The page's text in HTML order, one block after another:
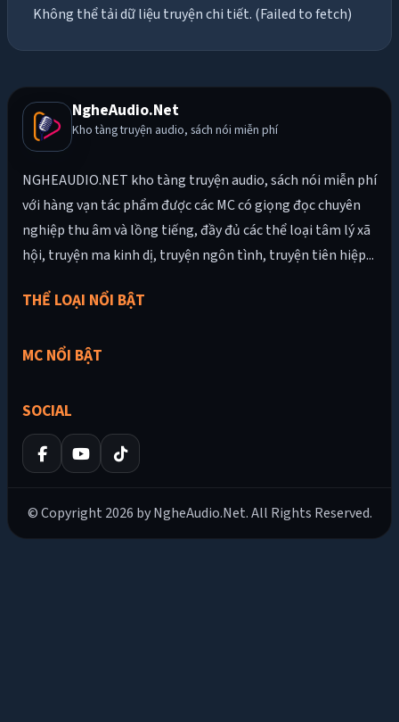
Không thể tải dữ liệu truyện chi tiết. (Failed to fetch)
NgheAudio.Net
Kho tàng truyện audio, sách nói miễn phí
NGHEAUDIO.NET kho tàng truyện audio, sách nói miễn phí
với hàng vạn tác phẩm được các MC có giọng đọc chuyên
nghiệp thu âm và lồng tiếng, đầy đủ các thể loại tâm lý xã
hội, truyện ma kinh dị, truyện ngôn tình, truyện tiên hiệp...
THỂ LOẠI NỔI BẬT
MC NỔI BẬT
SOCIAL
© Copyright 2026 by NgheAudio.Net. All Rights Reserved.